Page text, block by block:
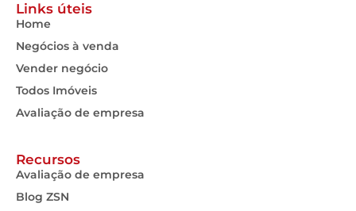
Links úteis
Home
Negócios à venda
Vender negócio
Todos Imóveis
Avaliação de empresa
Recursos
Avaliação de empresa
Blog ZSN